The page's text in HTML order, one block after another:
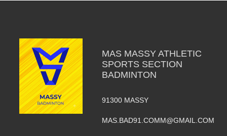
MAS MASSY ATHLETIC
SPORTS SECTION
BADMINTON
91300 MASSY
MAS.BAD91.COMM@GMAIL.COM